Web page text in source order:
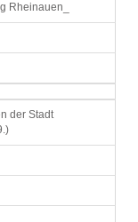
Rheinauen_
der Stadt